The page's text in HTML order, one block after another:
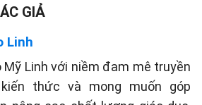
GIẢ
Linh
Mỹ Linh với niềm đam mê truyền
thức và mong muốn góp